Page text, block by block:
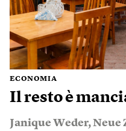
ECONOMIA
Il resto è
Janique Weder,Neue